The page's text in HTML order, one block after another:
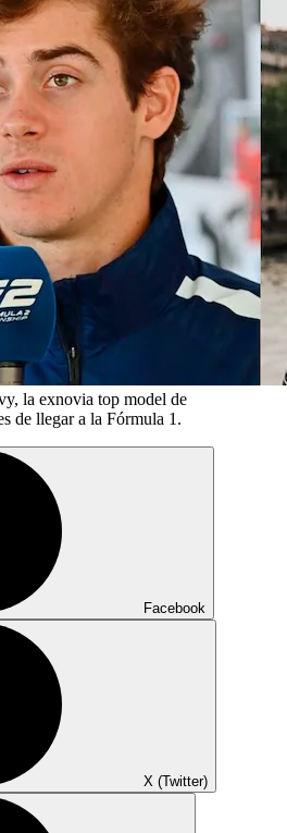
la exnovia top model de
de llegar a la Fórmula 1.
Facebook
X (Twitter)